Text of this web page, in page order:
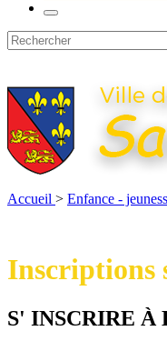
Accueil > Enfance -
Inscriptions
S' INSCRIRE À